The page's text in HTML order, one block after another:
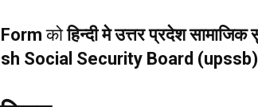
कोहिन्दी मे उत्तर प्रदेश सामाजिक
Social Security Board (upssb)